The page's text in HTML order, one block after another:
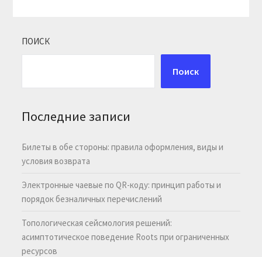
ПОИСК
Поиск
Последние записи
Билеты в обе стороны: правила оформления, виды и
условия возврата
Электронные чаевые по QR-коду: принцип работы и
порядок безналичных перечислений
Топологическая сейсмология решений:
асимптотическое поведение Roots при ограниченных
ресурсов